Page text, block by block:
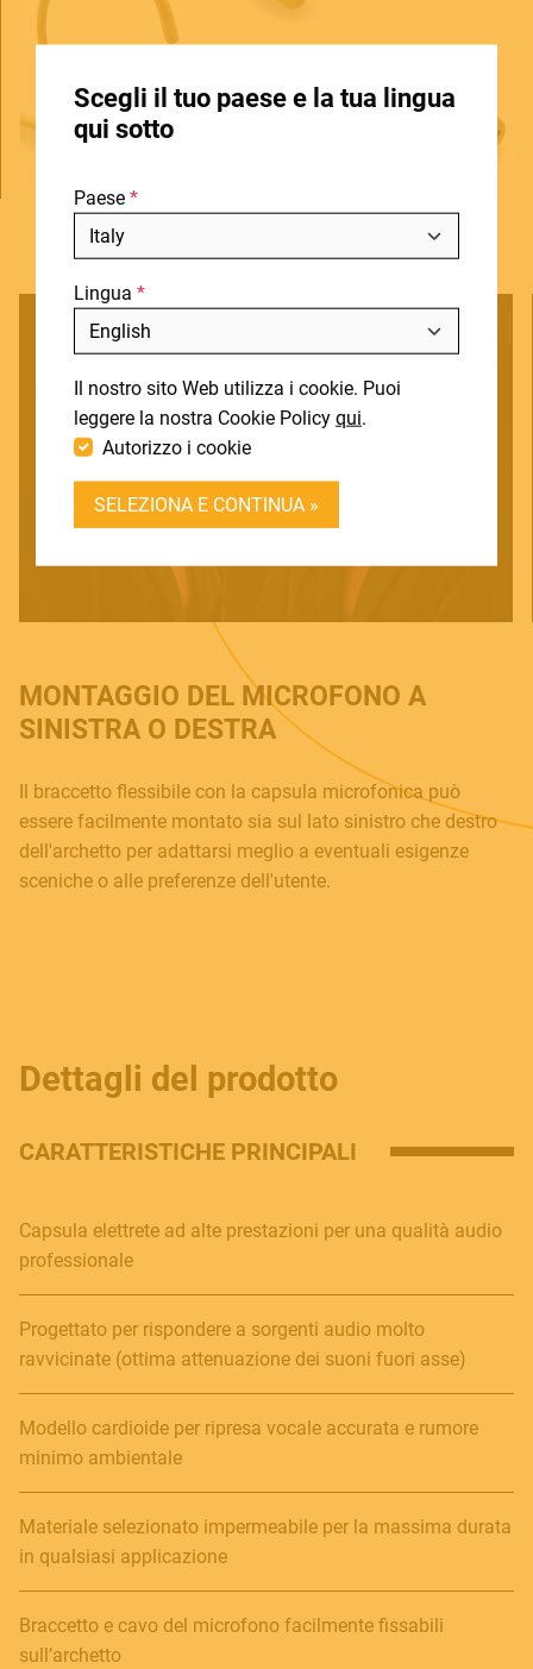
Scegli il tuo paese e la tua lingua
qui sotto
Paese
Lingua
Il nostro sito Web utilizza i cookie. Puoi
leggere la nostra Cookie Policy qui.
Autorizzo i cookie
SELEZIONA E CONTINUA »
STORE LOCATOR
BLOG
NOTIZIE
DOWNLOADS
SUPPORT
CONTATTI
BECOME A DEALER
SOUNDSATION SOUNDCARE
Contact
E. info@frenexport.it
Follow us
Includi fuori produzione
MONTAGGIO DEL MICROFONO A
SINISTRA O DESTRA
Il braccetto flessibile con la capsula microfonica può
essere facilmente montato sia sul lato sinistro che destro
dell'archetto per adattarsi meglio a eventuali esigenze
sceniche o alle preferenze dell'utente.
Dettagli del prodotto
CARATTERISTICHE PRINCIPALI
Capsula elettrete ad alte prestazioni per una qualità audio
professionale
Progettato per rispondere a sorgenti audio molto
ravvicinate (ottima attenuazione dei suoni fuori asse)
Modello cardioide per ripresa vocale accurata e rumore
minimo ambientale
Materiale selezionato impermeabile per la massima durata
in qualsiasi applicazione
Braccetto e cavo del microfono facilmente fissabili
sull’archetto